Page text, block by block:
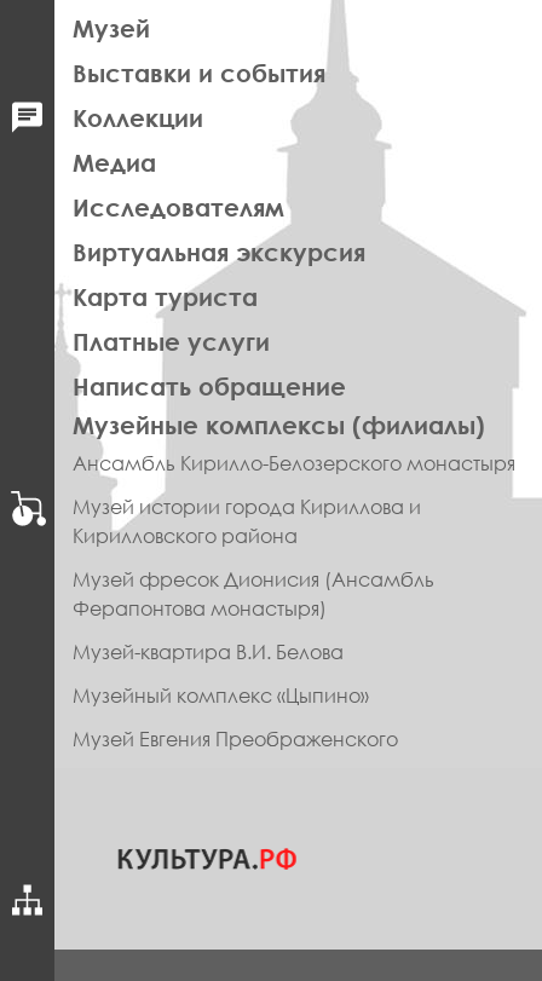
Музей
Выставки и события
Коллекции
Медиа
Исследователям
Виртуальная экскурсия
Карта туриста
Платные услуги
Написать обращение
ПРАВОЕ
МЕНЮ
ФУТЕР
Музейные комплексы (филиалы)
Ансамбль Кирилло-Белозерского монастыря
Музей истории города Кириллова и
Кирилловского района
Музей фресок Дионисия (Ансамбль
Ферапонтова монастыря)
Музей-квартира В.И. Белова
Музейный комплекс «Цыпино»
Музей Евгения Преображенского